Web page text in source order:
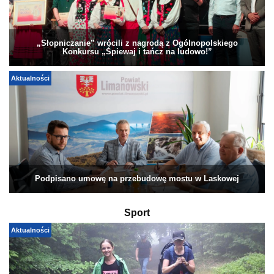
„Słopniczanie” wrócili z nagrodą z Ogólnopolskiego
Konkursu „Śpiewaj i tańcz na ludowo!”
Aktualności
Podpisano umowę na przebudowę mostu w Laskowej
Sport
Aktualności